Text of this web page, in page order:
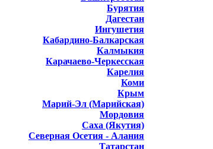
Бурятия
Дагестан
Ингушетия
Кабардино-Балкарская
Калмыкия
Карачаево-Черкесская
Карелия
Коми
Крым
Марий-Эл (Марийская)
Мордовия
Саха (Якутия)
Северная Осетия - Алания
Татарстан